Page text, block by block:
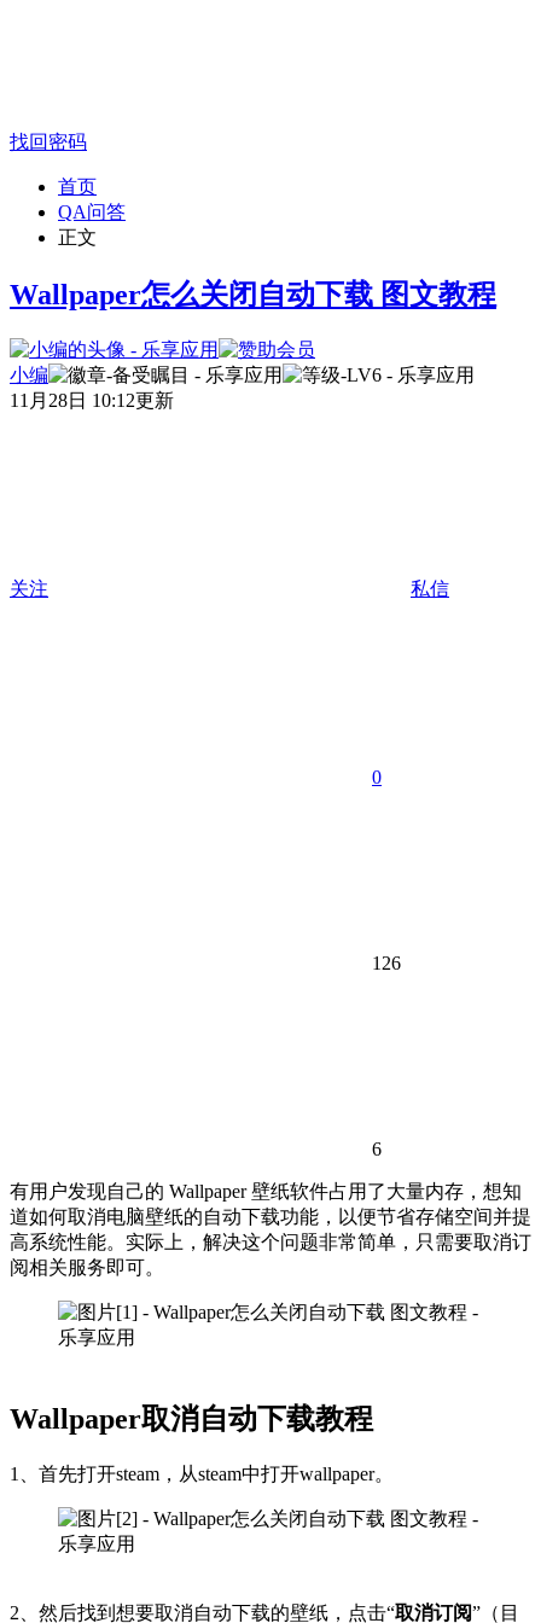
找回密码
首页
QA问答
正文
Wallpaper怎么关闭自动下载 图文教程
小编
11月28日 10:12更新
关注 私信
0
126
6
有用户发现自己的 Wallpaper 壁纸软件占用了大量内存，想知
道如何取消电脑壁纸的自动下载功能，以便节省存储空间并提
高系统性能。实际上，解决这个问题非常简单，只需要取消订
阅相关服务即可。
Wallpaper取消自动下载教程
1、首先打开steam，从steam中打开wallpaper。
2、然后找到想要取消自动下载的壁纸，点击“取消订阅”（目